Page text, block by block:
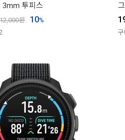
3mm 투피스
원 10%
구